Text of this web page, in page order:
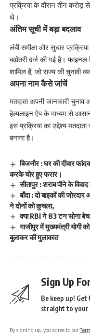
प्रक्रिया के दौरान तीन करोड़
थे।
अंतिम सूची में बड़ा बदलाव
लंबी समीक्षा और सुधार
बढ़ोतरी दर्ज की गई है।
शामिल हैं, जो राज्य की चुनावी
अपना नाम कैसे जांचें
मतदाता अपनी जानकारी चुनाव
हेल्पलाइन ऐप के माध्यम से
इस प्रक्रिया का उद्देश्य
बनाना है।
बिजनौर : घर की दीवार
करके चोर हुए फरार।
सीतापुर : शराब पीने के
बाँदा : दो बाइकों की
ने दोनों को कुचला,
क्या RBI ने 83 टन सोना बेच
गाजीपुर में मुख्यमंत्री योगी
बुलाकर की मुलाकात
Sign Up
Be keep up!
straight to your
By signing up, you agree to our